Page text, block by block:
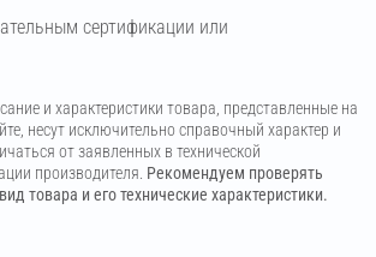
сертификации или
и характеристики товара, представленные на
несут исключительно справочный характер и
от заявленных в технической
производителя. Рекомендуем проверять
товара и его технические характеристики.